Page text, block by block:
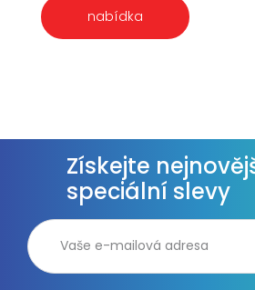
nabídka
Získejte
speciální slevy